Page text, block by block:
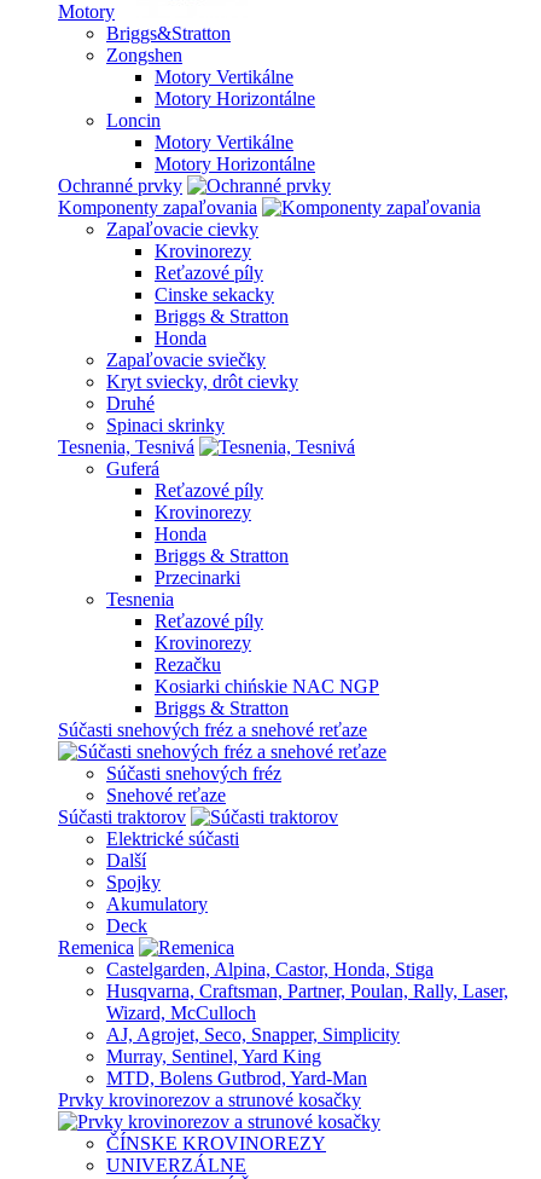
Motory
Briggs&Stratton
Zongshen
Motory Vertikálne
Motory Horizontálne
Loncin
Motory Vertikálne
Motory Horizontálne
Ochranné prvky
Komponenty zapaľovania
Zapaľovacie cievky
Krovinorezy
Reťazové píly
Cinske sekacky
Briggs & Stratton
Honda
Zapaľovacie sviečky
Kryt sviecky, drôt cievky
Druhé
Spinaci skrinky
Tesnenia, Tesnivá
Guferá
Reťazové píly
Krovinorezy
Honda
Briggs & Stratton
Przecinarki
Tesnenia
Reťazové píly
Krovinorezy
Rezačku
Kosiarki chińskie NAC NGP
Briggs & Stratton
Súčasti snehových fréz a snehové reťaze
Súčasti snehových fréz
Snehové reťaze
Súčasti traktorov
Elektrické súčasti
Další
Spojky
Akumulatory
Deck
Remenica
Castelgarden, Alpina, Castor, Honda, Stiga
Husqvarna, Craftsman, Partner, Poulan, Rally, Laser,
Wizard, McCulloch
AJ, Agrojet, Seco, Snapper, Simplicity
Murray, Sentinel, Yard King
MTD, Bolens Gutbrod, Yard-Man
Prvky krovinorezov a strunové kosačky
ČÍNSKE KROVINOREZY
UNIVERZÁLNE